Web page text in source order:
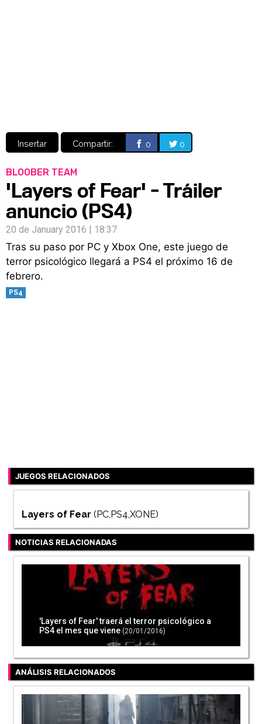
Insertar Compartir: 0 0
BLOOBER TEAM
'Layers of Fear' - Tráiler
anuncio (PS4)
20 de January 2016 | 18:37
Tras su paso por PC y Xbox One, este juego de
terror psicológico llegará a PS4 el próximo 16 de
febrero.
PS4
JUEGOS RELACIONADOS
Layers of Fear (PC,PS4,XONE)
NOTICIAS RELACIONADAS
'Layers of Fear' traerá el terror psicológico a
PS4 el mes que viene (20/01/2016)
ANÁLISIS RELACIONADOS